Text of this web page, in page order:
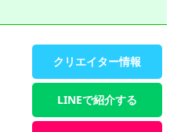
クリエイター情報
LINEで紹介する